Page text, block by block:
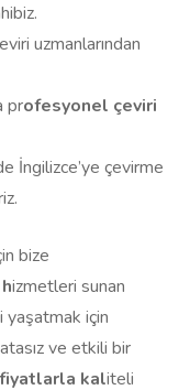
uzmanlarından
profesyonel çeviri
İngilizce’ye çevirme
bize
izmetleri sunan
yaşatmak için
ve etkili bir
kaliteli